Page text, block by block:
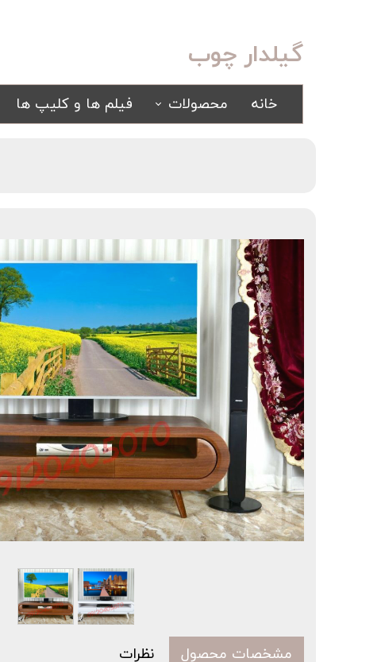
گیلدار چوب
خانه
محصولات
سرویس خواب سفید
یک نفره
سیسمونی کمد و بوفه
فیلم ها و کلیپ ها
مشخصات محصول نظرات